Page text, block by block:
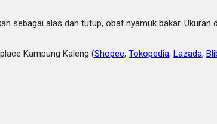
sebagai alas dan tutup, obat nyamuk bakar.
Kampung Kaleng (Shopee, Tokopedia, Lazada,